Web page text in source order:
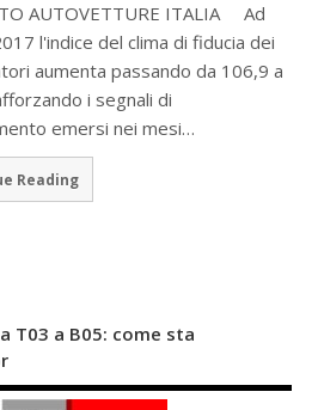
AUTOVETTURE ITALIA Ad
l'indice del clima di fiducia dei
aumenta passando da 106,9 a
i segnali di
emersi nei mesi…
Reading
T03 a B05: come sta